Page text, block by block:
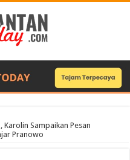
Karolin Sampaikan Pesan
Pranowo